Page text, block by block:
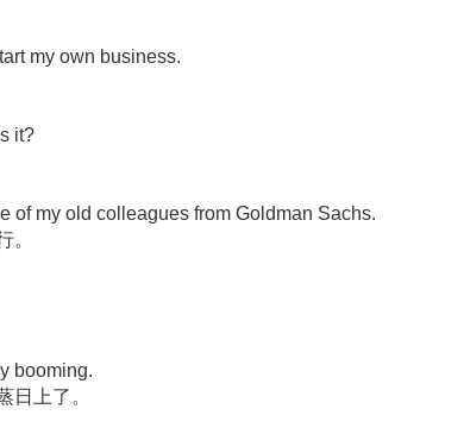
my own business.
it?
of my old colleagues from Goldman Sachs.
。
booming.
日上了。